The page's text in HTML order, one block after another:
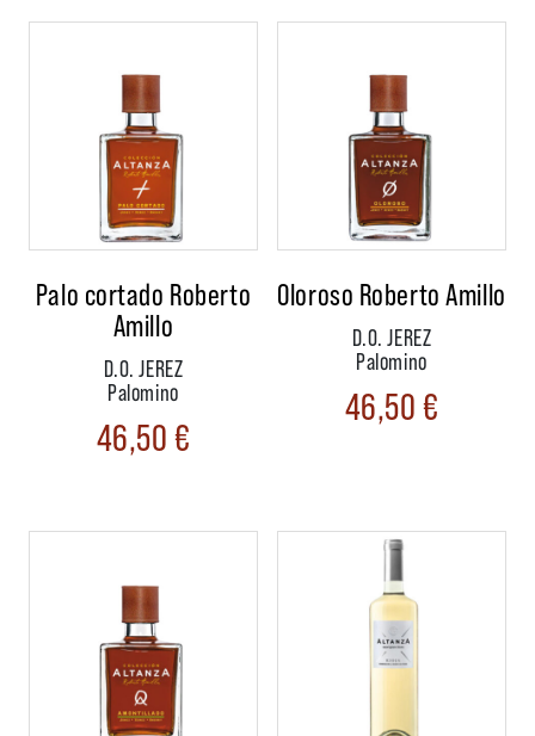
Palo cortado Roberto
Amillo
D.O. JEREZ
Palomino
46,50€
Oloroso Roberto Amillo
D.O. JEREZ
Palomino
46,50€